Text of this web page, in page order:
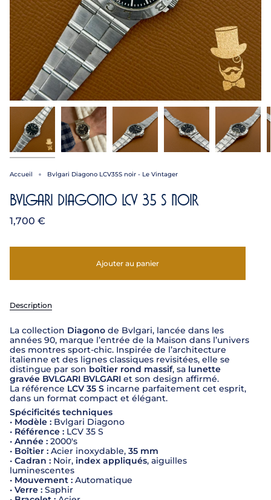
Accueil Bvlgari Diagono LCV35S noir - Le Vintager
Bvlgari Diagono LCV 35 S noir
1,700 €
Ajouter au panier
Description
La collection Diagono de Bvlgari, lancée dans les
années 90, marque l’entrée de la Maison dans l’univers
des montres sport-chic. Inspirée de l’architecture
italienne et des lignes classiques revisitées, elle se
distingue par son boîtier rond massif, sa lunette
gravée BVLGARI BVLGARI et son design affirmé.
La référence LCV 35 S incarne parfaitement cet esprit,
dans un format compact et élégant.
Spécificités techniques
• Modèle : Bvlgari Diagono
• Référence : LCV 35 S
• Année : 2000's
• Boîtier : Acier inoxydable, 35 mm
• Cadran : Noir, index appliqués, aiguilles
luminescentes
• Mouvement : Automatique
• Verre : Saphir